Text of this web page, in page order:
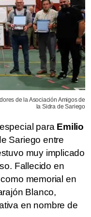
de la Asociación Amigos de
la Sidra de Sariego
para Emilio
Sariego entre
muy implicado
Fallecido en
memorial en
Blanco,
en nombre de